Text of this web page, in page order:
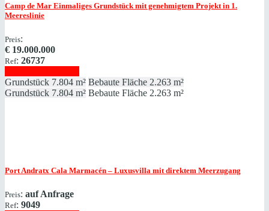
Camp de Mar Einmaliges Grundstück mit genehmigtem Projekt in 1.
Meereslinie
Preis:
€ 19.000.000
Ref: 26737
Grundstück 7.804 m² Bebaute Fläche 2.263 m²
Grundstück 7.804 m² Bebaute Fläche 2.263 m²
Port Andratx Cala Marmacén – Luxusvilla mit direktem Meerzugang
Preis: auf Anfrage
Ref: 9049